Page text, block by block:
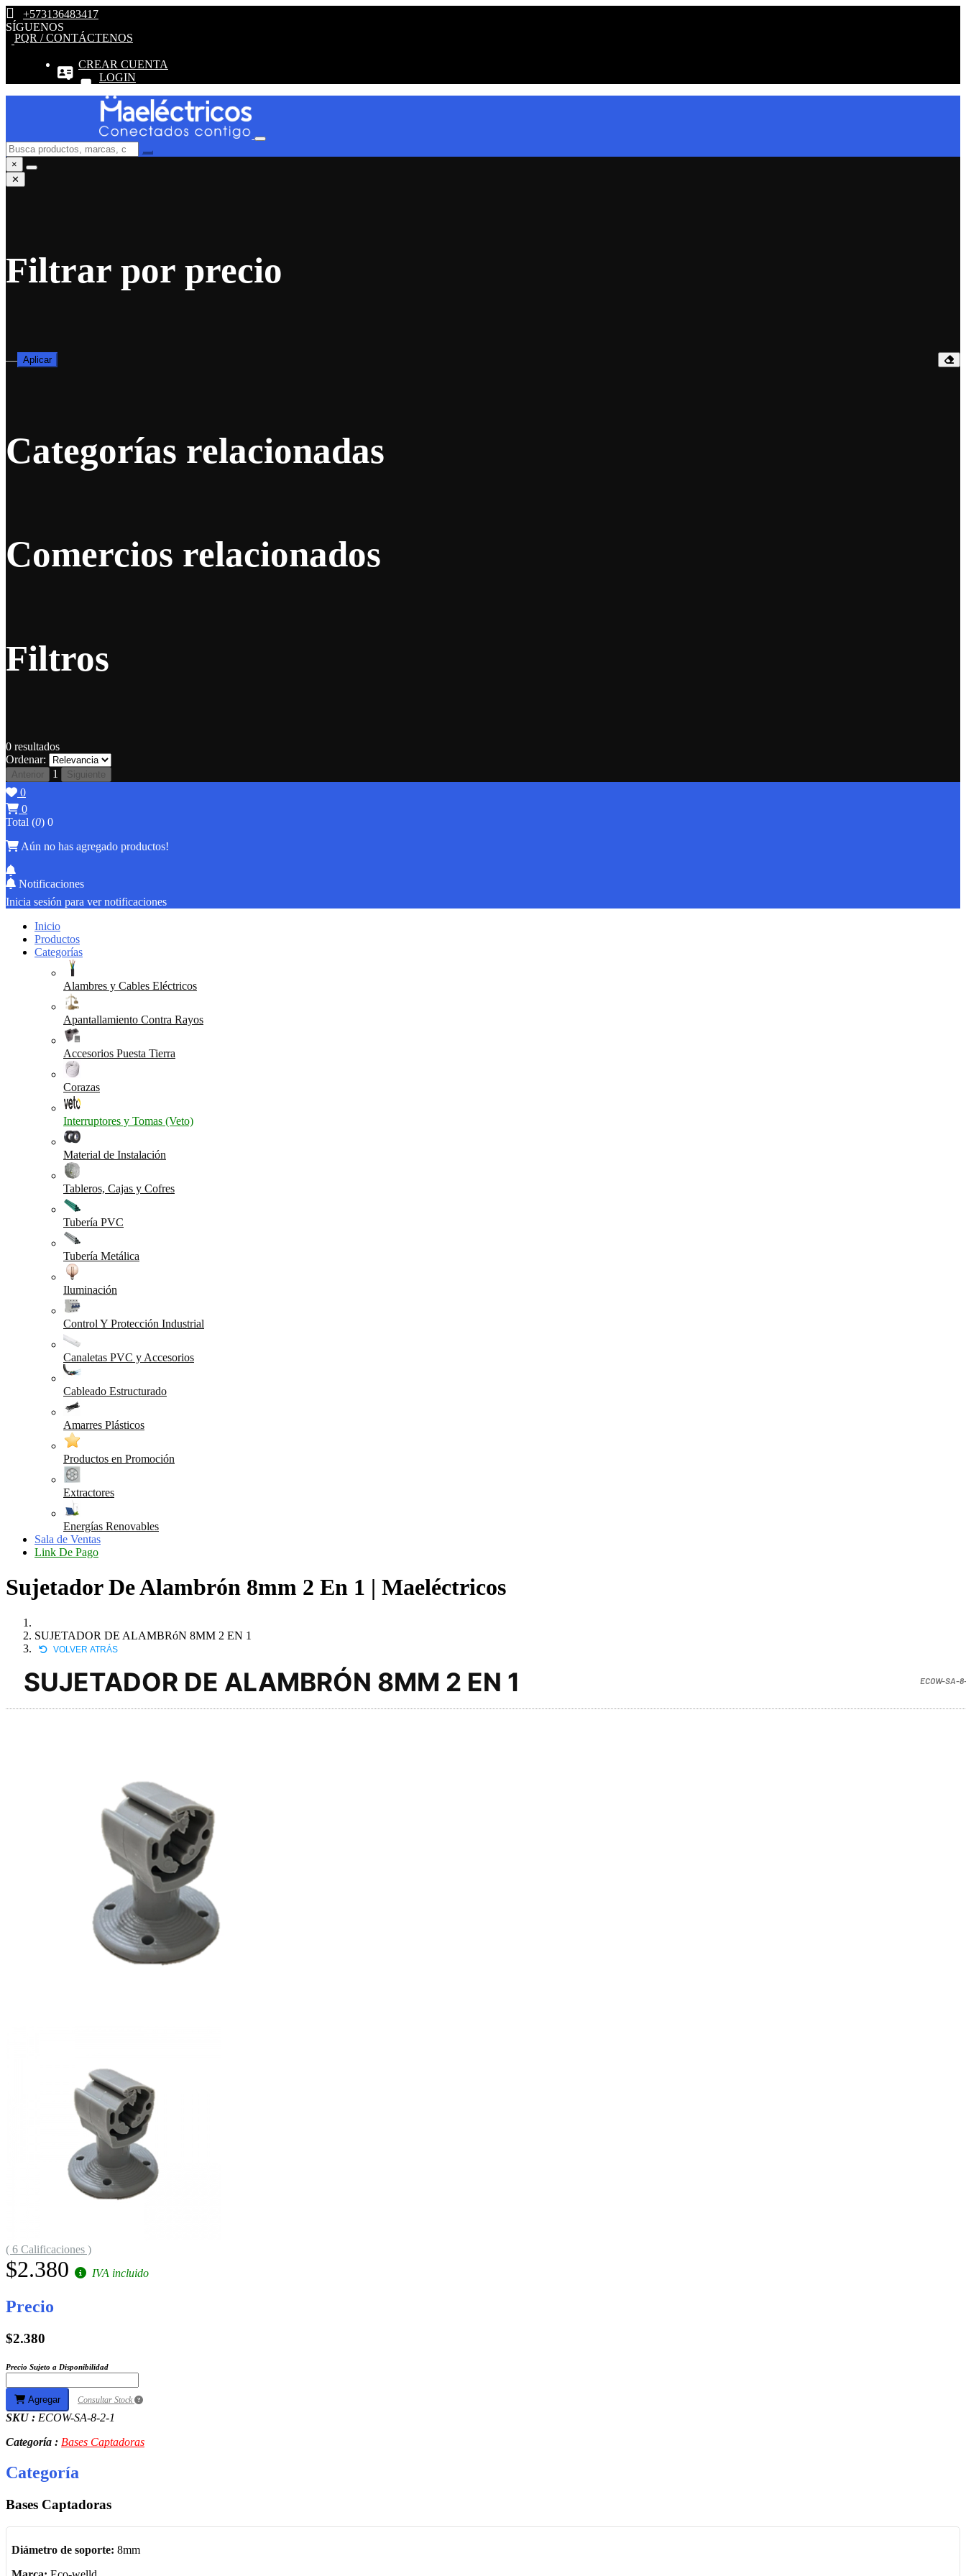
+573136483417
SÍGUENOS
PQR / CONTÁCTENOS
CREAR CUENTA
LOGIN
×
✕
Filtrar por precio
— Aplicar
Categorías relacionadas
Comercios relacionados
Filtros
0 resultados
Ordenar:
Anterior 1 Siguiente
0
0
Total (0) 0
Aún no has agregado productos!
Notificaciones
Inicia sesión para ver notificaciones
Inicio
Productos
Categorías
Alambres y Cables Eléctricos
Apantallamiento Contra Rayos
Accesorios Puesta Tierra
Corazas
Interruptores y Tomas (Veto)
Material de Instalación
Tableros, Cajas y Cofres
Tubería PVC
Tubería Metálica
Iluminación
Control Y Protección Industrial
Canaletas PVC y Accesorios
Cableado Estructurado
Amarres Plásticos
Productos en Promoción
Extractores
Energías Renovables
Sala de Ventas
Link De Pago
Sujetador De Alambrón 8mm 2 En 1 | Maeléctricos
SUJETADOR DE ALAMBRóN 8MM 2 EN 1
VOLVER ATRÁS
SUJETADOR DE ALAMBRÓN 8MM 2 EN 1 ECOW-SA-
( 6 Calificaciones )
$2.380 IVA incluido
Precio
$2.380
Precio Sujeto a Disponibilidad
Agregar Consultar Stock
SKU : ECOW-SA-8-2-1
Categoría : Bases Captadoras
Categoría
Bases Captadoras
Diámetro de soporte: 8mm